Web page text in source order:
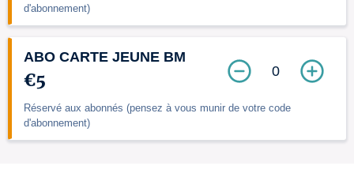
d'abonnement)
ABO CARTE JEUNE BM
€5
Réservé aux abonnés (pensez à vous munir de votre code
d'abonnement)
0